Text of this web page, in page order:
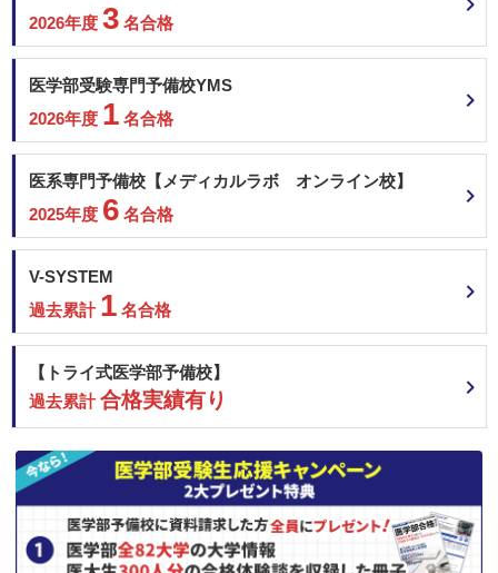
2026年度 3 名合格
医学部受験専門予備校YMS
2026年度 1 名合格
医系専門予備校【メディカルラボ オンライン校】
2025年度 6 名合格
V-SYSTEM
過去累計 1 名合格
【トライ式医学部予備校】
過去累計合格実績有り